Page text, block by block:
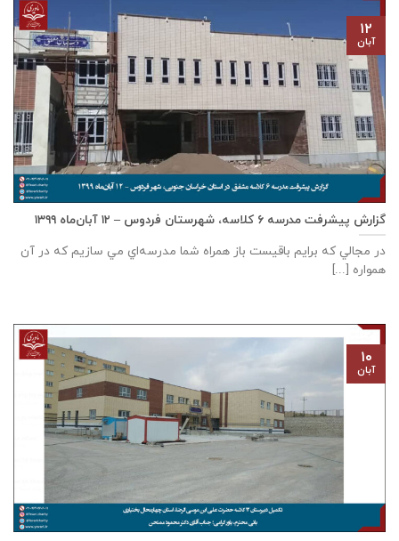
گزارش پیشرفت مدرسه ٦ كلاسه، شهرستان فردوس – ۱۲ آبان‌ماه ۱۳۹۹
در مجالي که برايم باقيست باز همراه شما مدرسه‌اي مي سازيم که در آن
همواره [...]
۱۲
آبان
۱۰
آبان